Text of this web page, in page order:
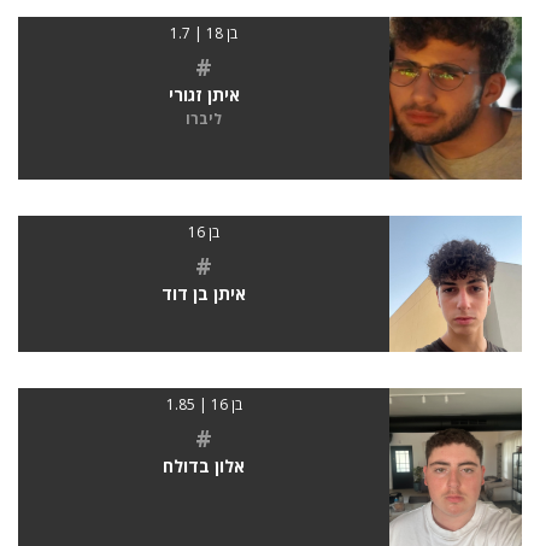
בן 18 | 1.7
#
איתן זגורי
ליברו
בן 16
#
איתן בן דוד
בן 16 | 1.85
#
אלון בדולח